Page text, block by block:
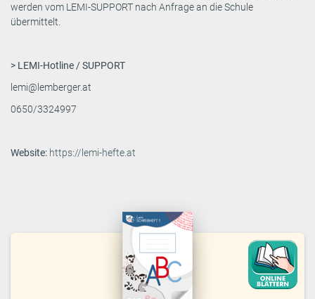
werden vom LEMI-SUPPORT nach Anfrage an die Schule
übermittelt.
> LEMI-Hotline / SUPPORT
lemi@lemberger.at
0650/3324997
Website: https://lemi-hefte.at